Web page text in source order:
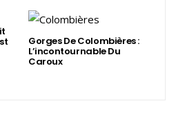
Gorges De Colombières :
L’incontournable Du
Caroux